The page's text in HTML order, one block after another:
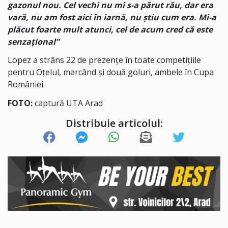
gazonul nou. Cel vechi nu mi s-a părut rău, dar era
vară, nu am fost aici în iarnă, nu știu cum era. Mi-a
plăcut foarte mult atunci, cel de acum cred că este
senzațional”
Lopez a strâns 22 de prezențe în toate competițiile
pentru Oțelul, marcând și două goluri, ambele în Cupa
României.
FOTO:captură UTA Arad
Distribuie articolul: